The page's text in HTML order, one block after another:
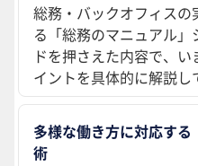
総務・バックオフィス
る「総務のマニュアル
ドを押さえた内容で、
イントを具体的に解説し
多様な働き方に対応す
術